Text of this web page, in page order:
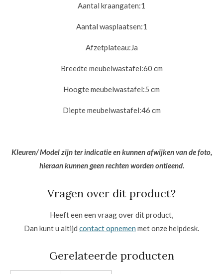
Aantal kraangaten:1
Aantal wasplaatsen:1
Afzetplateau:Ja
Breedte meubelwastafel:60 cm
Hoogte meubelwastafel:5 cm
Diepte meubelwastafel:46 cm
Kleuren/ Model zijn ter indicatie en kunnen afwijken van de foto,
hieraan kunnen geen rechten worden ontleend.
Vragen over dit product?
Heeft een een vraag over dit product,
Dan kunt u altijd contact opnemen met onze helpdesk.
Gerelateerde producten